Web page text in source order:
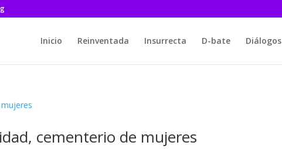
Inicio Reinventada Insurrecta D-bate Diálogos
cementerio de mujeres